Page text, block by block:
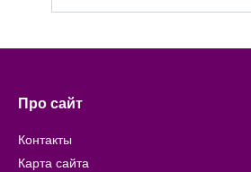
Про сайт
Контакты
Карта сайта